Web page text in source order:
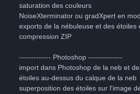
saturation des couleurs
NoiseXterminator ou gradXpert en
exports de la nébuleuse et des étoiles
compression ZIP
------------- Photoshop --------------
import dans Photoshop de la neb et
étoiles au-dessus du calque de la neb
superposition des étoiles sur l'image